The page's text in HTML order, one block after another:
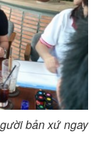
bản xứ ngay